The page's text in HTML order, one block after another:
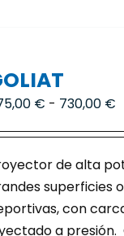
en
la
€ - 730,00 €
de alta
superficies
con
a presión.